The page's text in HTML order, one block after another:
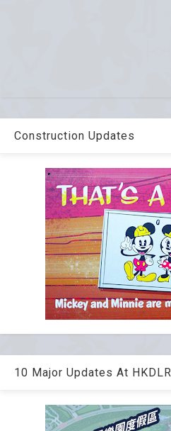
Construction Updates
10 Major Updates At HKDLR